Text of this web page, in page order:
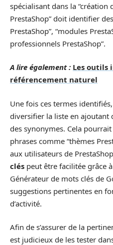
spécialisant dans la
PrestaShop” doit identifier
PrestaShop”, “modules
professionnels PrestaShop”.
A lire également : Les outils
référencement naturel
Une fois ces termes
diversifier la liste en ajoutant
des synonymes. Cela
phrases comme “thèmes
aux utilisateurs de
clés peut être facilitée grâce
Générateur de mots clés de
suggestions pertinentes en
d’activité.
Afin de s’assurer de la
est judicieux de les tester